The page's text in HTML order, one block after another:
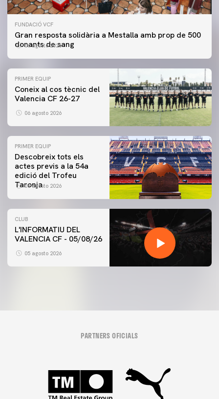
FUNDACIÓ VCF
Gran resposta solidària a Mestalla amb prop de 500
donants de sang
06 agosto 2026
PRIMER EQUIP
Coneix al cos tècnic del
Valencia CF 26-27
06 agosto 2026
PRIMER EQUIP
Descobreix tots els
actes previs a la 54a
edició del Trofeu
Taronja
06 agosto 2026
CLUB
L'INFORMATIU DEL
VALENCIA CF - 05/08/26
05 agosto 2026
PARTNERS OFICIALS